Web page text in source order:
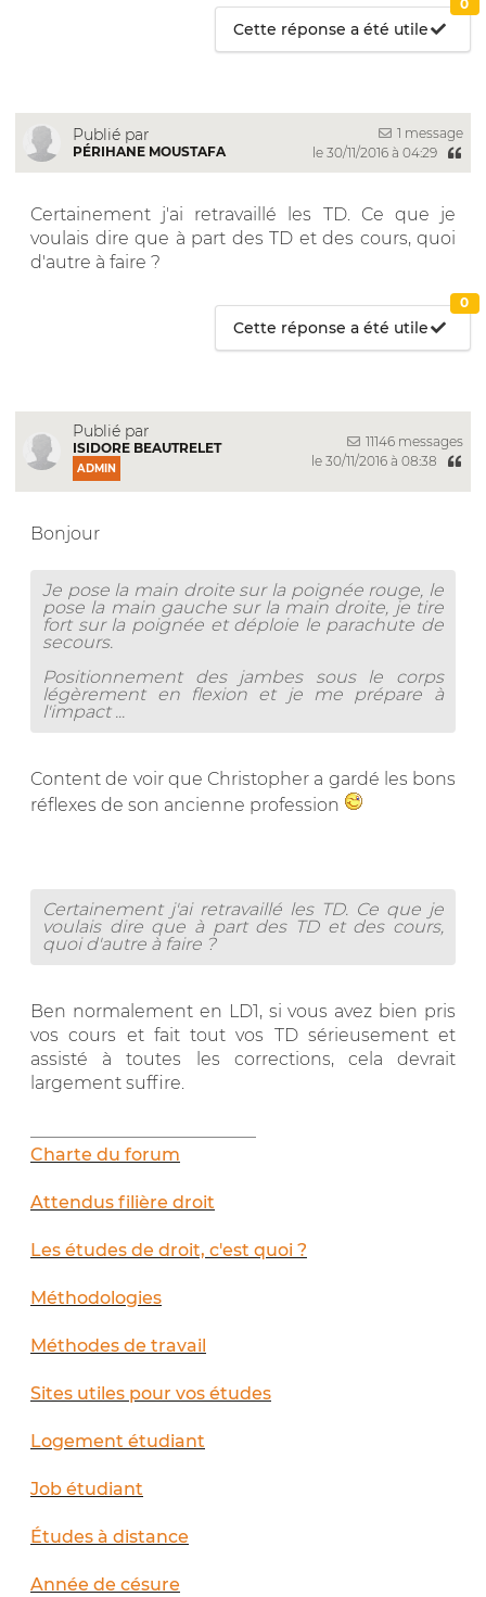
Cette réponse a été utile
0
Publié par
PÉRIHANE MOUSTAFA
1 message
le 30/11/2016 à 04:29
Certainement j'ai retravaillé les TD. Ce que je
voulais dire que à part des TD et des cours, quoi
d'autre à faire ?
Cette réponse a été utile
0
Publié par
ISIDORE BEAUTRELET
ADMIN
11146 messages
le 30/11/2016 à 08:38
Bonjour
Je pose la main droite sur la poignée rouge, le
pose la main gauche sur la main droite, je tire
fort sur la poignée et déploie le parachute de
secours.
Positionnement des jambes sous le corps
légèrement en flexion et je me prépare à
l'impact ...
Content de voir que Christopher a gardé les bons
réflexes de son ancienne profession
Certainement j'ai retravaillé les TD. Ce que je
voulais dire que à part des TD et des cours,
quoi d'autre à faire ?
Ben normalement en LD1, si vous avez bien pris
vos cours et fait tout vos TD sérieusement et
assisté à toutes les corrections, cela devrait
largement suffire.
Charte du forum
Attendus filière droit
Les études de droit, c'est quoi ?
Méthodologies
Méthodes de travail
Sites utiles pour vos études
Logement étudiant
Job étudiant
Études à distance
Année de césure